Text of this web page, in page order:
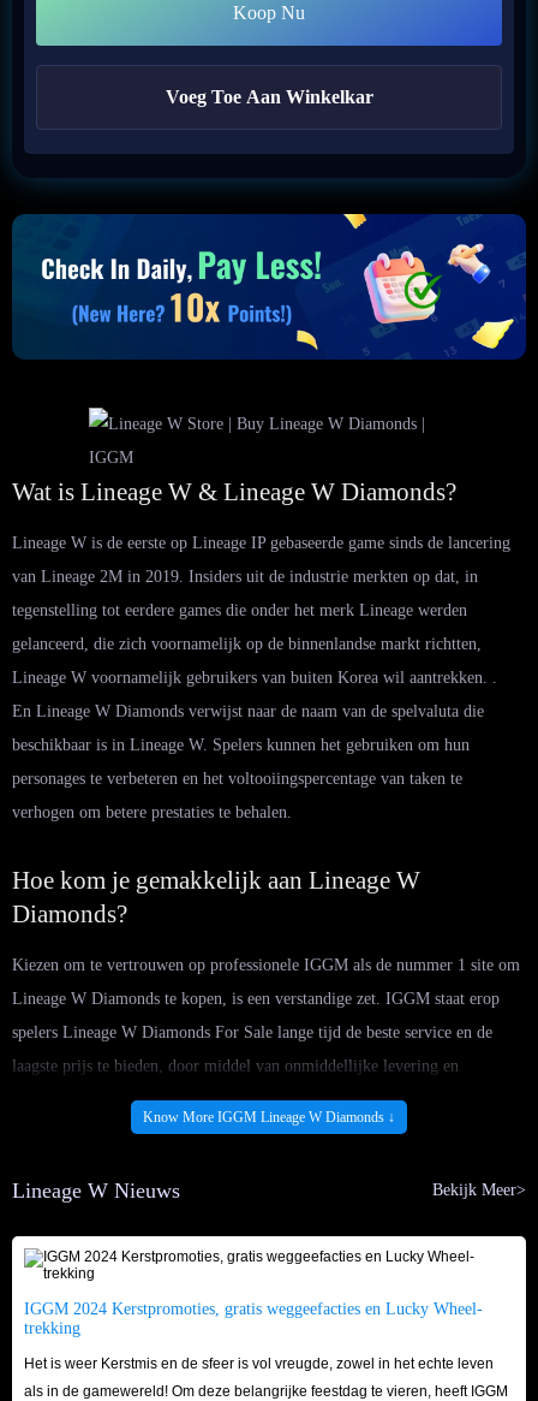
Koop Nu
Voeg Toe Aan Winkelkar
Wat is Lineage W & Lineage W Diamonds?
Lineage W is de eerste op Lineage IP gebaseerde game sinds de lancering
van Lineage 2M in 2019. Insiders uit de industrie merkten op dat, in
tegenstelling tot eerdere games die onder het merk Lineage werden
gelanceerd, die zich voornamelijk op de binnenlandse markt richtten,
Lineage W voornamelijk gebruikers van buiten Korea wil aantrekken. .
En Lineage W Diamonds verwijst naar de naam van de spelvaluta die
beschikbaar is in Lineage W. Spelers kunnen het gebruiken om hun
personages te verbeteren en het voltooiingspercentage van taken te
verhogen om betere prestaties te behalen.
Hoe kom je gemakkelijk aan Lineage W
Diamonds?
Kiezen om te vertrouwen op professionele IGGM als de nummer 1 site om
Lineage W Diamonds te kopen, is een verstandige zet. IGGM staat erop
spelers Lineage W Diamonds For Sale lange tijd de beste service en de
laagste prijs te bieden, door middel van onmiddellijke levering en
vriendelijke klantenondersteuning om alle spelers tevreden te stellen. En
nadat je VIP-lid bent geworden van IGGM, kun je ook nog eens genieten
spelers om van te genieten!
Al met al is IGGM.com de beste plek om Lineage W Diamonds te kopen.
We kijken uit naar de aanwezigheid van Lineage W-spelers!
Know More IGGM Lineage W Diamonds ↓
Lineage W Nieuws Bekijk Meer>
IGGM 2024 Kerstpromoties, gratis weggeefacties en Lucky Wheel-
trekking
Het is weer Kerstmis en de sfeer is vol vreugde, zowel in het echte leven
als in de gamewereld! Om deze belangrijke feestdag te vieren, heeft IGGM